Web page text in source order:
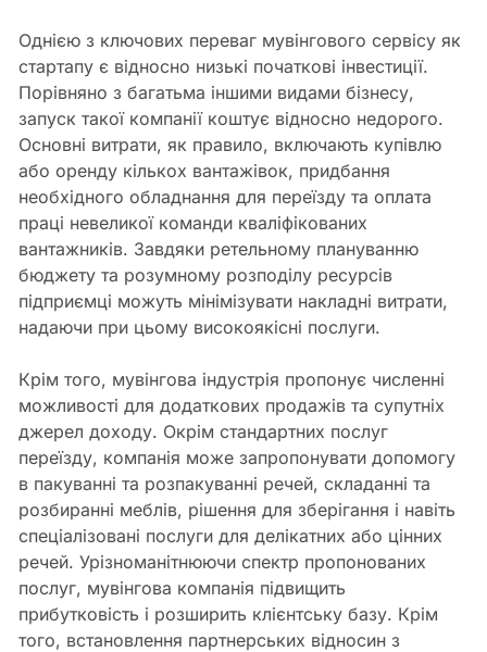
Однією з ключових переваг мувінгового сервісу як
стартапу є відносно низькі початкові інвестиції.
Порівняно з багатьма іншими видами бізнесу,
запуск такої компанії коштує відносно недорого.
Основні витрати, як правило, включають купівлю
або оренду кількох вантажівок, придбання
необхідного обладнання для переїзду та оплата
праці невеликої команди кваліфікованих
вантажників. Завдяки ретельному плануванню
бюджету та розумному розподілу ресурсів
підприємці можуть мінімізувати накладні витрати,
надаючи при цьому високоякісні послуги.
Крім того, мувінгова індустрія пропонує численні
можливості для додаткових продажів та супутніх
джерел доходу. Окрім стандартних послуг
переїзду, компанія може запропонувати допомогу
в пакуванні та розпакуванні речей, складанні та
розбиранні меблів, рішення для зберігання і навіть
спеціалізовані послуги для делікатних або цінних
речей. Урізноманітнюючи спектр пропонованих
послуг, мувінгова компанія підвищить
прибутковість і розширить клієнтську базу. Крім
того, встановлення партнерських відносин з